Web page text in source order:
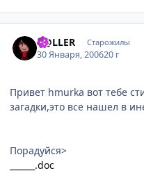
K@LLER Старожилы
30 Января, 200620 г
Привет hmurka вот тебе
загадки,это все нашел в
Порадуйся>
______.doc